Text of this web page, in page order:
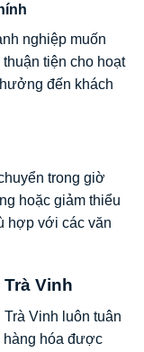
nghiệp muốn
tiện cho hoạt
đến khách
trong giờ
hoặc giảm thiểu
hợp với các văn
Vinh
Vinh luôn tuân
hàng hóa được